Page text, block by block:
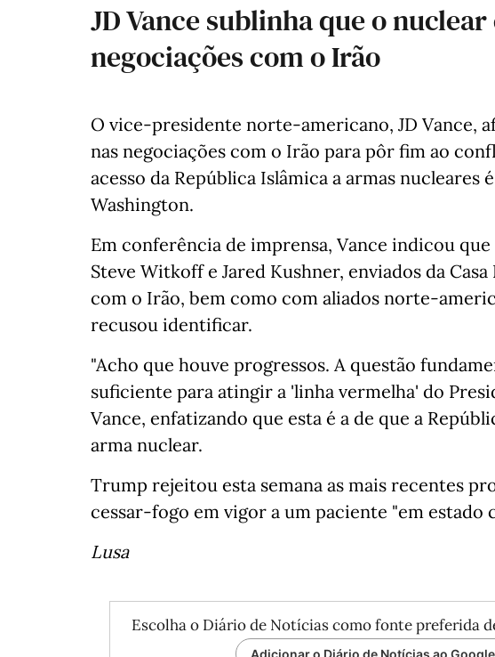
JD Vance sublinha que o
negociações com o Irão
O vice-presidente norte-americano, JD Vance,
nas negociações com o Irão para pôr fim ao
acesso da República Islâmica a armas nucleares
Washington.
Em conferência de imprensa, Vance indicou
Steve Witkoff e Jared Kushner, enviados da
com o Irão, bem como com aliados norte-
recusou identificar.
"Acho que houve progressos. A questão
suficiente para atingir a 'linha vermelha' do
Vance, enfatizando que esta é a de que a
arma nuclear.
Trump rejeitou esta semana as mais recentes
cessar-fogo em vigor a um paciente "em estado
Lusa
Escolha o Diário de Notícias como fonte preferida